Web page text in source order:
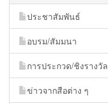
ประชาสัมพันธ์
อบรม/สัมมนา
การประกวด/ชิงรางวัล
ข่าวจากสือต่าง ๆ